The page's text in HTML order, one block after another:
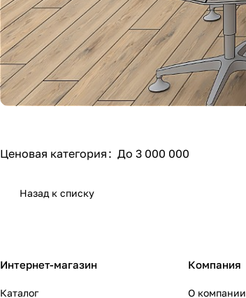
Ценовая категория : До 3 000 000
Назад к списку
Интернет-магазин
Каталог
Компания
О компании